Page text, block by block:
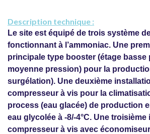
Description technique :
Le site est équipé de trois système
fonctionnant à l’ammoniac. Une
principale type booster (étage basse
moyenne pression) pour la
surgélation). Une deuxième
compresseur à vis pour la
process (eau glacée) de production
eau glycolée à -8/-4°C. Une
compresseur à vis avec